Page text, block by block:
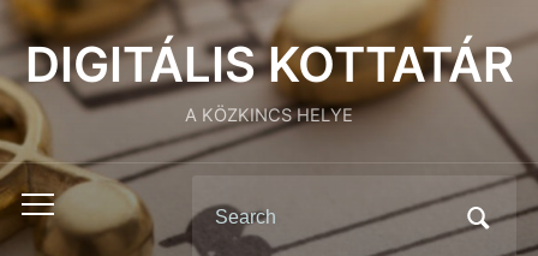
DIGITÁLIS KOTTATÁR
A KÖZKINCS HELYE
Toggle
mobile
for: